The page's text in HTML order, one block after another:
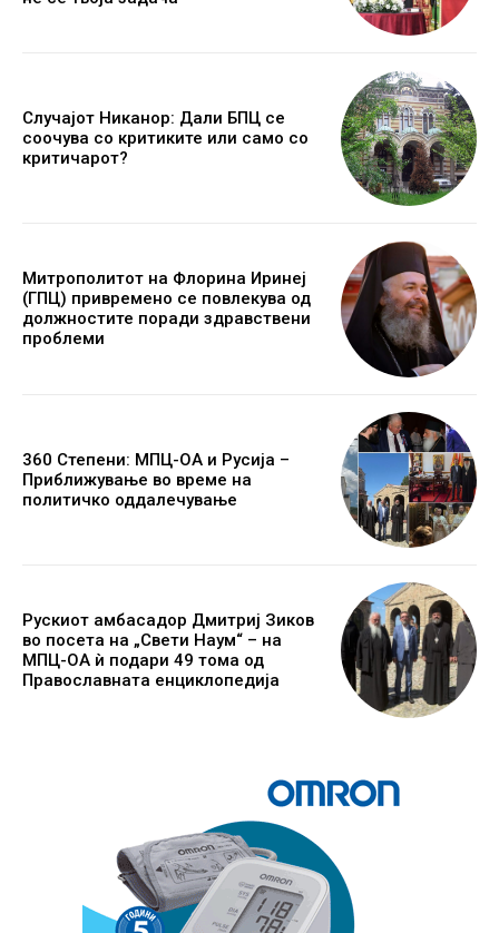
Случајот Никанор: Дали БПЦ се
соочува со критиките или само со
критичарот?
Митрополитот на Флорина Иринеј
(ГПЦ) привремено се повлекува од
должностите поради здравствени
проблеми
360 Степени: МПЦ-ОА и Русија –
Приближување во време на
политичко оддалечување
Рускиот амбасадор Дмитриј Зиков
во посета на „Свети Наум“ – на
МПЦ-ОА ѝ подари 49 тома од
Православната енциклопедија